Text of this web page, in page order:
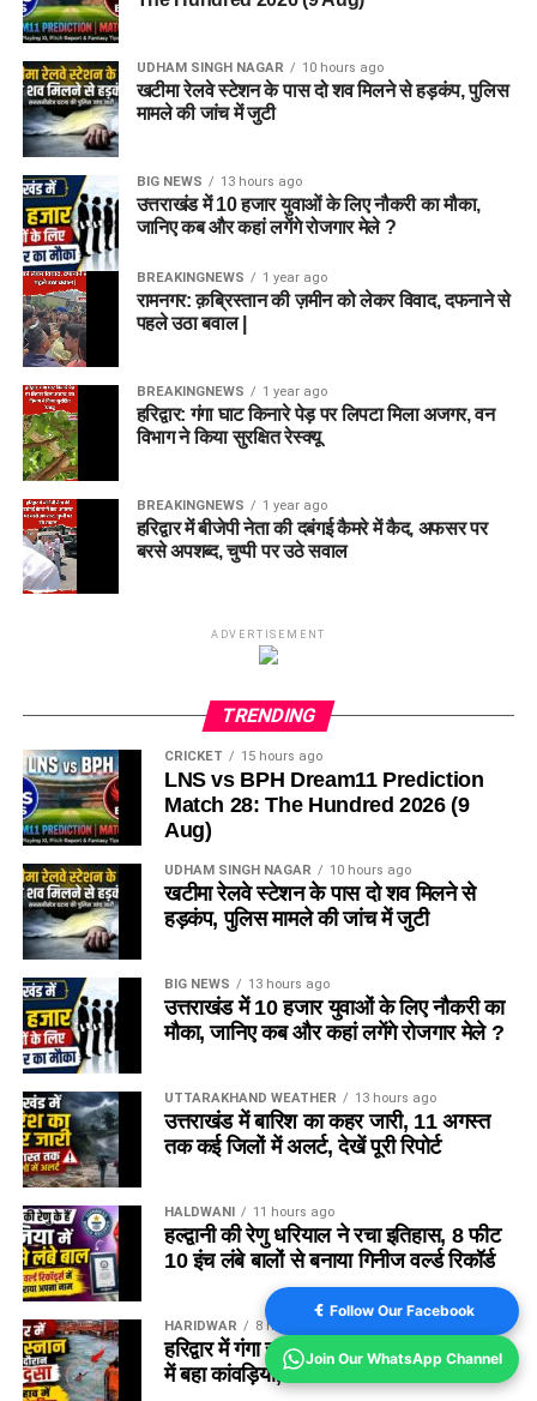
UDHAM SINGH NAGAR 10 hours ago
खटीमा रेलवे स्टेशन के पास दो शव मिलने से हड़कंप, पुलिस
मामले की जांच में जुटी
BIG NEWS 13 hours ago
उत्तराखंड में 10 हजार युवाओं के लिए नौकरी का मौका,
जानिए कब और कहां लगेंगे रोजगार मेले ?
BREAKINGNEWS 1 year ago
रामनगर: क़ब्रिस्तान की ज़मीन को लेकर विवाद, दफनाने से
पहले उठा बवाल |
BREAKINGNEWS 1 year ago
हरिद्वार: गंगा घाट किनारे पेड़ पर लिपटा मिला अजगर, वन
विभाग ने किया सुरक्षित रेस्क्यू
BREAKINGNEWS 1 year ago
हरिद्वार में बीजेपी नेता की दबंगई कैमरे में कैद, अफसर पर
बरसे अपशब्द, चुप्पी पर उठे सवाल
ADVERTISEMENT
TRENDING
CRICKET 15 hours ago
LNS vs BPH Dream11 Prediction
Match 28: The Hundred 2026 (9
Aug)
UDHAM SINGH NAGAR 10 hours ago
खटीमा रेलवे स्टेशन के पास दो शव मिलने से
हड़कंप, पुलिस मामले की जांच में जुटी
BIG NEWS 13 hours ago
उत्तराखंड में 10 हजार युवाओं के लिए नौकरी का
मौका, जानिए कब और कहां लगेंगे रोजगार मेले ?
UTTARAKHAND WEATHER 13 hours ago
उत्तराखंड में बारिश का कहर जारी, 11 अगस्त
तक कई जिलों में अलर्ट, देखें पूरी रिपोर्ट
HALDWANI 11 hours ago
हल्द्वानी की रेणु धरियाल ने रचा इतिहास, 8 फीट
10 इंच लंबे बालों से बनाया गिनीज वर्ल्ड रिकॉर्ड
HARIDWAR 8 hours ago
हरिद्वार में गंगा स्नान के दौरान हादसा, तेज बहाव
में बहा कांवड़िया, तलाश जारी
Follow Our Facebook
Join Our WhatsApp Channel